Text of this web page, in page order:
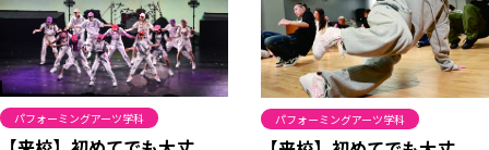
パフォーミングアーツ学科 パフォーミングアーツ学科